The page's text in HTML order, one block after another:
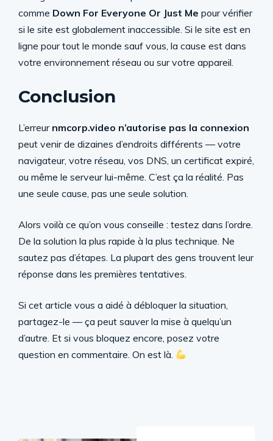
comme Down For Everyone Or Just Me pour vérifier
si le site est globalement inaccessible. Si le site est en
ligne pour tout le monde sauf vous, la cause est dans
votre environnement réseau ou sur votre appareil.
Conclusion
L’erreur nmcorp.video n’autorise pas la connexion
peut venir de dizaines d’endroits différents — votre
navigateur, votre réseau, vos DNS, un certificat expiré,
ou même le serveur lui-même. C’est ça la réalité. Pas
une seule cause, pas une seule solution.
Alors voilà ce qu’on vous conseille : testez dans l’ordre.
De la solution la plus rapide à la plus technique. Ne
sautez pas d’étapes. La plupart des gens trouvent leur
réponse dans les premières tentatives.
Si cet article vous a aidé à débloquer la situation,
partagez-le — ça peut sauver la mise à quelqu’un
d’autre. Et si vous bloquez encore, posez votre
question en commentaire. On est là.